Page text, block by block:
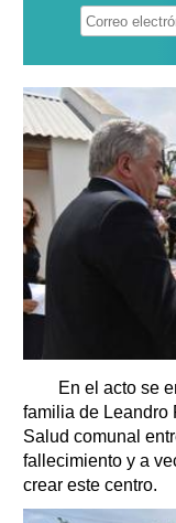
En el acto se
familia de Leandro
Salud comunal
fallecimiento y a
crear este centro.